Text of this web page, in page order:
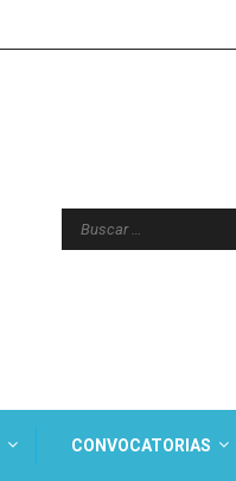
CONVOCATORIAS